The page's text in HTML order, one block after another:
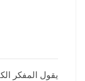
يقول المفكر